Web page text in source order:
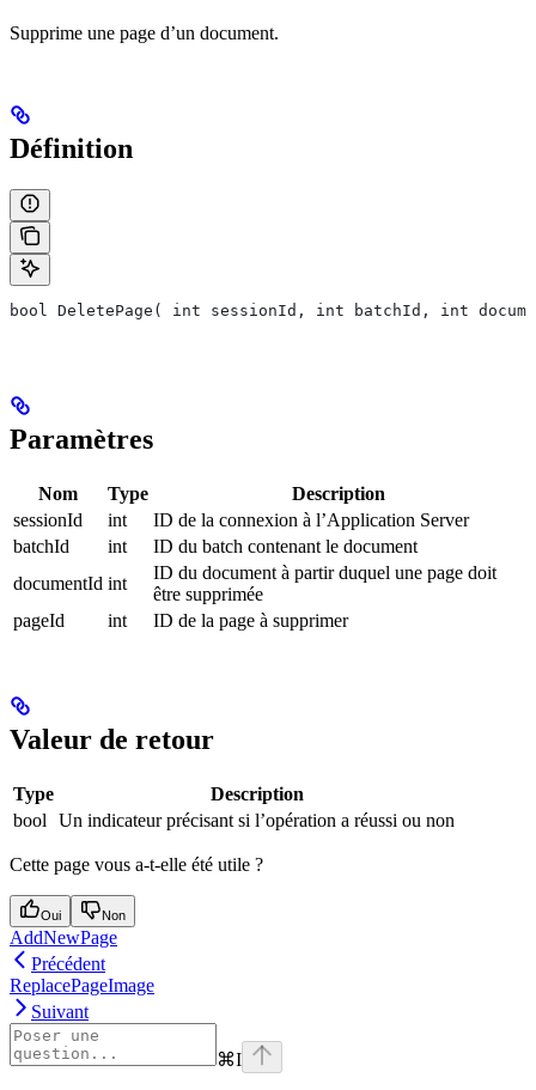
Supprime une page d’un document.
Définition
bool DeletePage( int sessionId, int batchId, int
Paramètres
Nom Type
Description
sessionId
int
ID de la connexion à l’Application Server
batchId
int
ID du batch contenant le document
documentId int
ID du document à partir duquel une page doit
être supprimée
pageId
int ID de la page à supprimer
Valeur de retour
Type
Description
bool
Un indicateur précisant si l’opération a réussi ou non
Cette page vous a-t-elle été utile ?
Oui Non
AddNewPage
Précédent
ReplacePageImage
Suivant
⌘I